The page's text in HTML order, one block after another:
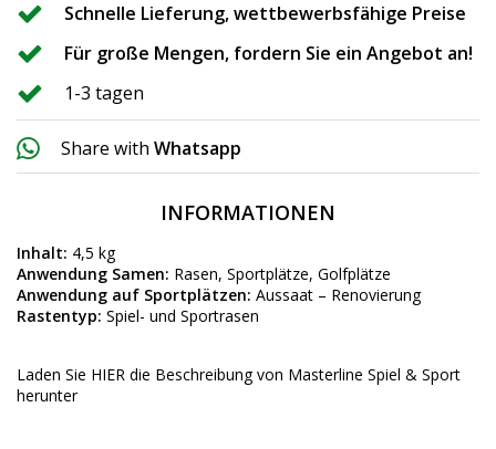
Schnelle Lieferung, wettbewerbsfähige Preise
Für große Mengen, fordern Sie ein Angebot an!
1-3 tagen
Share with Whatsapp
INFORMATIONEN
Inhalt: 4,5 kg
Anwendung Samen: Rasen, Sportplätze, Golfplätze
Anwendung auf Sportplätzen: Aussaat – Renovierung
Rastentyp: Spiel- und Sportrasen
Laden Sie HIER die Beschreibung von Masterline Spiel & Sport
herunter